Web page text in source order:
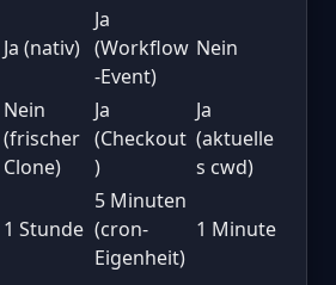
Ja (nativ)
Ja
(Workflow
-Event)
Nein
Nein
(frischer
Clone)
Ja
(Checkout
)
Ja
(aktuelle
s cwd)
1 Stunde
5 Minuten
(cron-
Eigenheit)
1 Minute